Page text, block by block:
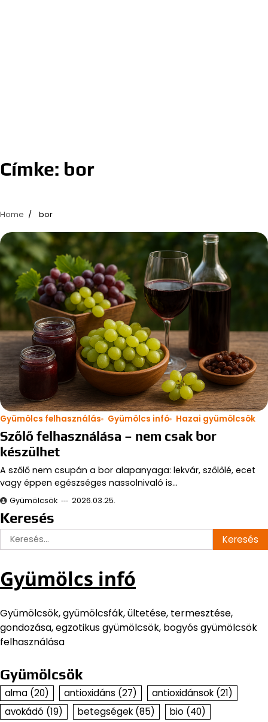
Címke: bor
Home bor
Gyümölcs felhasználás Gyümölcs infó Hazai gyümölcsök
Szőlő felhasználása – nem csak bor
készülhet
A szőlő nem csupán a bor alapanyaga: lekvár, szőlőlé, ecet
vagy éppen egészséges nassolnivaló is…
Gyümölcsök 2026.03.25.
Keresés
Keresés:
Gyümölcs infó
Gyümölcsök, gyümölcsfák, ültetése, termesztése,
gondozása, egzotikus gyümölcsök, bogyós gyümölcsök
felhasználása
Gyümölcsök
alma (20) antioxidáns (27) antioxidánsok (21)
avokádó (19) betegségek (85) bio (40)